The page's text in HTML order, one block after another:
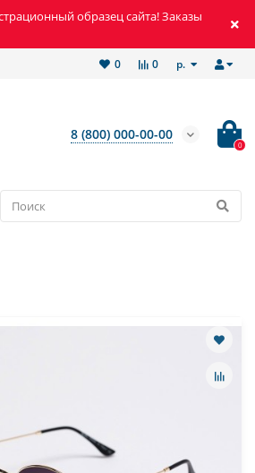
образец сайта! Заказы
р.
0
0
8 (800) 000-00-00
0